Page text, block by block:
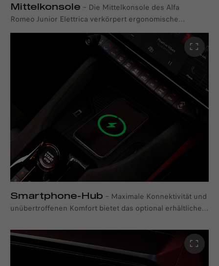
Mittelkonsole – Die Mittelkonsole des Alfa
Romeo Junior Elettrica verkörpert ergonomische
Designprinzipien und betont die zentrale Position des
Fahrers im Innenraum. Sie ist im Vergleich zu anderen
Fahrzeugen dieser Klasse höher angeordnet und verfügt
über eine Soft-Touch-Oberfläche, die die Premium-
Qualität greifbar werden lässt. Die Mittelkonsole fügt
sich nahtlos in das Gesamtdesign ein, vefügt über
zahlreiche praktische Ablagefächer und rahmt die
zentralen Bedienelemente, wie den Start&Stop-Knopf,
den Schaltknauf, die elektronische Parkbremse und den
DNA-Wahlschalter, stilvoll ein.
Smartphone-Hub – Maximale Konnektivität und
unübertroffenen Komfort bietet das optional erhältliche
mm bietet es so gut wie jedem Smartphone Platz.
Zusätzliche USB-Anschlüsse vorne und ein USB-C-
Anschluss für die Rücksitzbank erlauben es auch, Geräte